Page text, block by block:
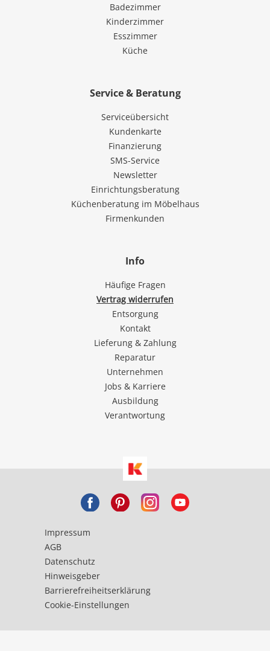
Badezimmer
Kinderzimmer
Esszimmer
Küche
Service & Beratung
Serviceübersicht
Kundenkarte
Finanzierung
SMS-Service
Newsletter
Einrichtungsberatung
Küchenberatung im Möbelhaus
Firmenkunden
Info
Häufige Fragen
Vertrag widerrufen
Entsorgung
Kontakt
Lieferung & Zahlung
Reparatur
Unternehmen
Jobs & Karriere
Ausbildung
Verantwortung
Impressum
AGB
Datenschutz
Hinweisgeber
Barrierefreiheitserklärung
Cookie-Einstellungen